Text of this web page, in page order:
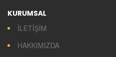
KURUMSAL
İLETİŞİM
HAKKIMIZDA